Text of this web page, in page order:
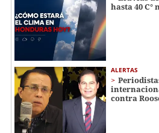
hasta 40
ALERTAS
contra